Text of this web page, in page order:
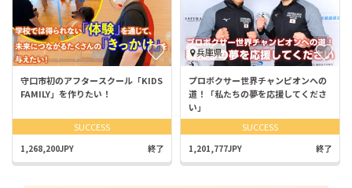
守口市初のアフタースクール「KIDS
FAMILY」を作りたい！
SUCCESS
1,268,200JPY 終了
兵庫県
プロボクサー世界チャンピオンへの
道！「私たちの夢を応援してくださ
い」
SUCCESS
1,201,777JPY 終了